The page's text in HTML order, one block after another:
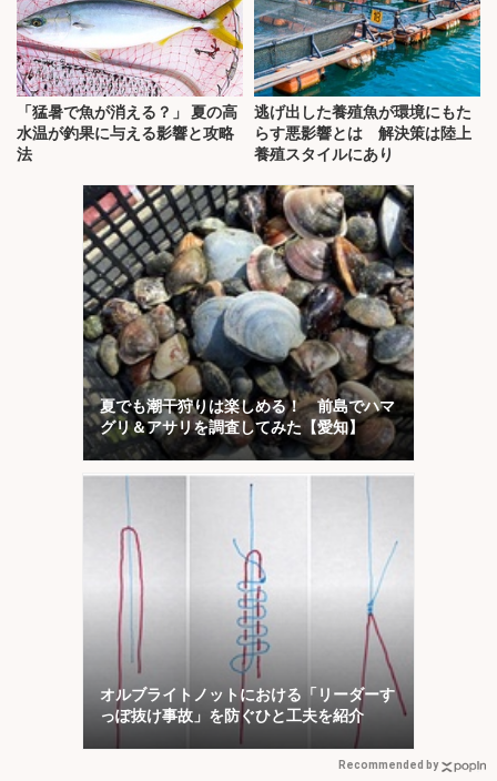
「猛暑で魚が消える？」 夏の高
水温が釣果に与える影響と攻略
法
逃げ出した養殖魚が環境にもた
らす悪影響とは 解決策は陸上
養殖スタイルにあり
夏でも潮干狩りは楽しめる！ 前島でハマ
グリ＆アサリを調査してみた【愛知】
オルブライトノットにおける「リーダーす
っぽ抜け事故」を防ぐひと工夫を紹介
Recommended by